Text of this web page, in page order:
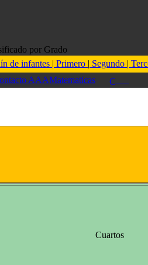
por Grado
de infantes | Primero | Segundo |
AAAMatematicas
Cuartos